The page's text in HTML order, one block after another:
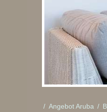
/ Angebot Aruba /